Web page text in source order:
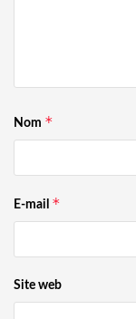
Nom *
E-mail *
Site web